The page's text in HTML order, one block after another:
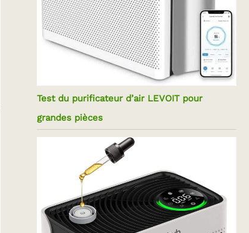
Test du purificateur d’air LEVOIT pour
grandes pièces